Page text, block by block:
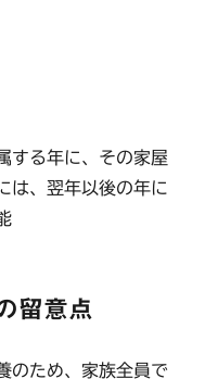
する年に、その家屋
は、翌年以後の年に
留意点
のため、家族全員で